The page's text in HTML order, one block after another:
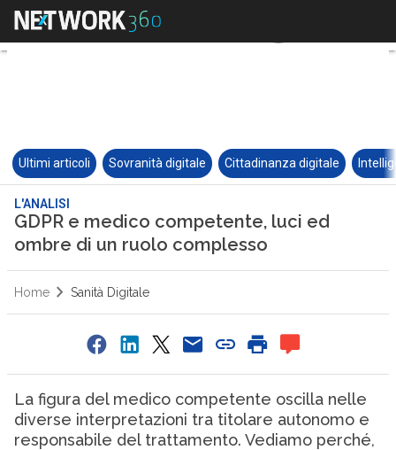
Ultimi articoli Sovranità digitale Cittadinanza digitale
L'ANALISI
GDPR e medico competente, luci ed
ombre di un ruolo complesso
Home Sanità Digitale
La figura del medico competente oscilla nelle
diverse interpretazioni tra titolare autonomo e
responsabile del trattamento. Vediamo perché,